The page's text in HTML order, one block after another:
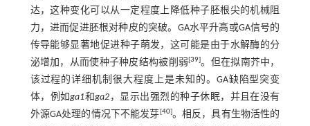
达，这种变化可以从一定程度上降低种子胚根尖的机械阻
力，进而促进胚根对种皮的突破。GA水平升高或GA信号的
传导能够显著地促进种子萌发，这可能是由于水解酶的分
泌增加，从而使种子种皮结构被削弱[39]。但在拟南芥中，
该过程的详细机制很大程度上是未知的。GA缺陷型突变
体，例如ga1和ga2 ，显示出强烈的种子休眠，并且在没有
外源GA处理的情况下不能发芽[40]。相反，具有生物活性的